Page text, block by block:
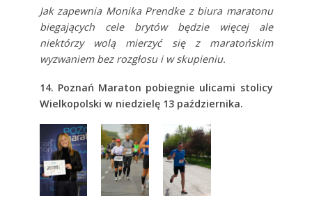
Jak zapewnia Monika Prendke z biura maratonu
biegających cele brytów będzie więcej ale
niektórzy wolą mierzyć się z maratońskim
wyzwaniem bez rozgłosu i w skupieniu.
14. Poznań Maraton pobiegnie ulicami stolicy
Wielkopolski w niedzielę 13 października.